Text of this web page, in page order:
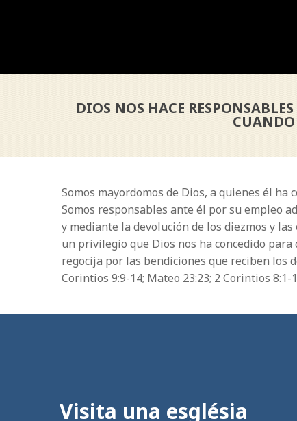
DIOS NOS HACE
CUANDO
Somos mayordomos de Dios, a quienes él
Somos responsables ante él por su empleo
y mediante la devolución de los diezmos y
un privilegio que Dios nos ha concedido
regocija por las bendiciones que reciben los
Corintios 9:9-14; Mateo 23:23; 2 Corintios 8:1-
Visita una església